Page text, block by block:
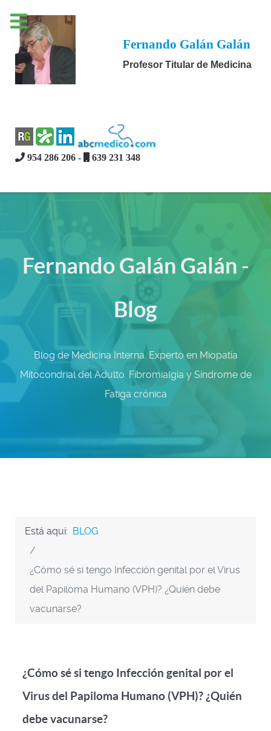
Fernando Galán Galán
Profesor Titular de Medicina
954 286 206 - 639 231 348
Fernando Galán Galán -
Blog
Blog de Medicina Interna. Experto en Miopatía
Mitocondrial del Adulto. Fibromialgía y Síndrome de
Fatiga crónica
Está aquí: BLOG
¿Cómo sé si tengo Infección genital por el Virus
del Papiloma Humano (VPH)? ¿Quién debe
vacunarse?
¿Cómo sé si tengo Infección genital por el
Virus del Papiloma Humano (VPH)? ¿Quién
debe vacunarse?